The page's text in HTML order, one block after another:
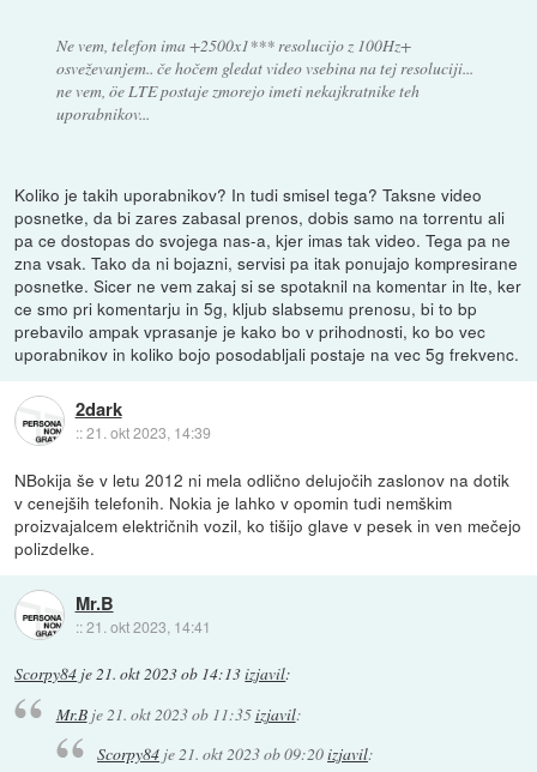
Ne vem, telefon ima +2500x1*** resolucijo z 100Hz+
osveževanjem.. če hočem gledat video vsebina na tej resoluciji...
ne vem, öe LTE postaje zmorejo imeti nekajkratnike teh
uporabnikov...
Koliko je takih uporabnikov? In tudi smisel tega? Taksne video
posnetke, da bi zares zabasal prenos, dobis samo na torrentu ali
pa ce dostopas do svojega nas-a, kjer imas tak video. Tega pa ne
zna vsak. Tako da ni bojazni, servisi pa itak ponujajo kompresirane
posnetke. Sicer ne vem zakaj si se spotaknil na komentar in lte, ker
ce smo pri komentarju in 5g, kljub slabsemu prenosu, bi to bp
prebavilo ampak vprasanje je kako bo v prihodnosti, ko bo vec
uporabnikov in koliko bojo posodabljali postaje na vec 5g frekvenc.
2dark
::21. okt 2023, 14:39
NBokija še v letu 2012 ni mela odlično delujočih zaslonov na dotik
v cenejših telefonih. Nokia je lahko v opomin tudi nemškim
proizvajalcem električnih vozil, ko tišijo glave v pesek in ven mečejo
polizdelke.
Mr.B
::21. okt 2023, 14:41
Scorpy84 je21. okt 2023 ob 14:13izjavil:
Mr.Bje21. okt 2023 ob 11:35izjavil:
Scorpy84 je 21. okt 2023 ob 09:20izjavil: